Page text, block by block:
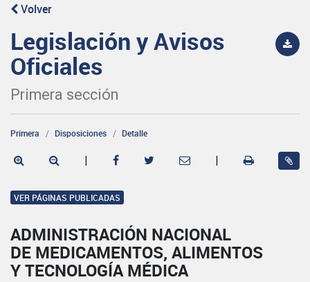
Volver
Legislación y Avisos
Oficiales
Primera sección
Primera Disposiciones Detalle
| |
VER PÁGINAS PUBLICADAS
ADMINISTRACIÓN NACIONAL
DE MEDICAMENTOS, ALIMENTOS
Y TECNOLOGÍA MÉDICA